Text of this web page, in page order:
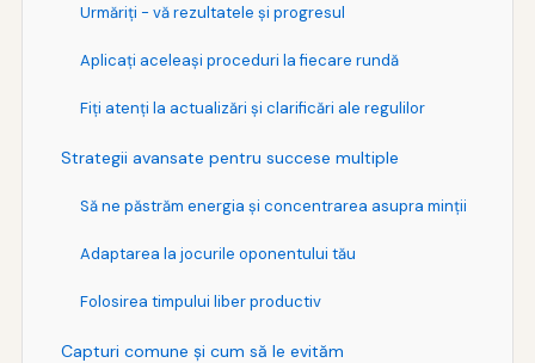
Urmăriţi - vă rezultatele şi progresul
Aplicaţi aceleaşi proceduri la fiecare rundă
Fiţi atenţi la actualizări şi clarificări ale regulilor
Strategii avansate pentru succese multiple
Să ne păstrăm energia şi concentrarea asupra minţii
Adaptarea la jocurile oponentului tău
Folosirea timpului liber productiv
Capturi comune şi cum să le evităm